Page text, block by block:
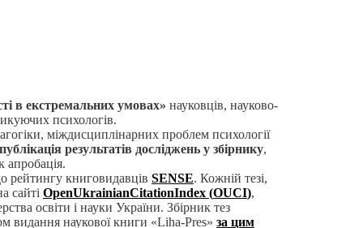
в екстремальних умовах» науковців, науково-
психологів.
міждисциплінарних проблем психології
публікація результатів досліджень у збірнику,
апробація.
рейтингу книговидавців SENSE. Кожній тезі,
сайті OpenUkrainianCitationIndex (OUCI),
освіти і науки України. Збірник тез
видання наукової книги «Liha-Pres» за цим